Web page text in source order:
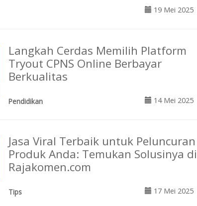
19 Mei
Langkah Cerdas Memilih Platform
Tryout CPNS Online Berbayar
Berkualitas
Pendidikan 14 Mei
Jasa Viral Terbaik untuk Peluncuran
Produk Anda: Temukan Solusinya di
Rajakomen.com
Tips 17 Mei